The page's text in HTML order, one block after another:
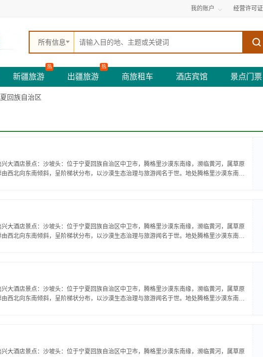
我的账户 经营许可证
所有信息
新疆旅游
热
出疆旅游
热
商旅租车 酒店宾馆 景点门票
回族自治区
大酒店景点：沙坡头：位于宁夏回族自治区中卫市，腾格里沙漠东南缘，濒临黄河，属草原
西北向东南倾斜，呈阶梯状分布，以沙漠生态治理与旅游闻名于世。地处腾格里沙漠东南
大酒店景点：沙坡头：位于宁夏回族自治区中卫市，腾格里沙漠东南缘，濒临黄河，属草原
西北向东南倾斜，呈阶梯状分布，以沙漠生态治理与旅游闻名于世。地处腾格里沙漠东南
大酒店景点：沙坡头：位于宁夏回族自治区中卫市，腾格里沙漠东南缘，濒临黄河，属草原
西北向东南倾斜，呈阶梯状分布，以沙漠生态治理与旅游闻名于世。地处腾格里沙漠东南
大酒店景点：沙坡头：位于宁夏回族自治区中卫市，腾格里沙漠东南缘，濒临黄河，属草原